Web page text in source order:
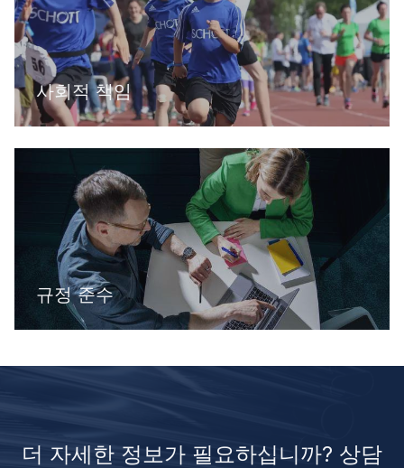
사회적 책임
규정 준수
더 자세한 정보가 필요하십니까? 상담